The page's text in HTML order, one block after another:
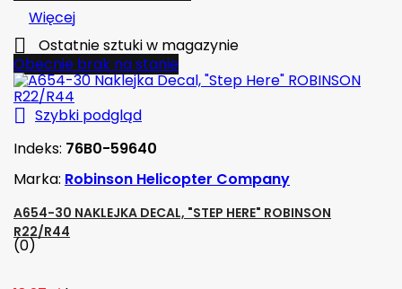
Więcej

Ostatnie sztuki w magazynie
Obecnie brak na stanie
 Szybki podgląd
Indeks: 76B0-59640
Marka: Robinson Helicopter Company
A654-30 NAKLEJKA DECAL, "STEP HERE" ROBINSON
R22/R44
(0)